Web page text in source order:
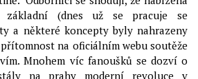
základní (dnes už se pracuje se
a některé koncepty byly nahrazeny
na oficiálním webu soutěže
Mnohem víc fanoušků se dozví o
na prahy moderní revoluce v